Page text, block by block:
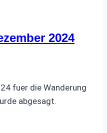
2024
fuer die Wanderung
abgesagt.